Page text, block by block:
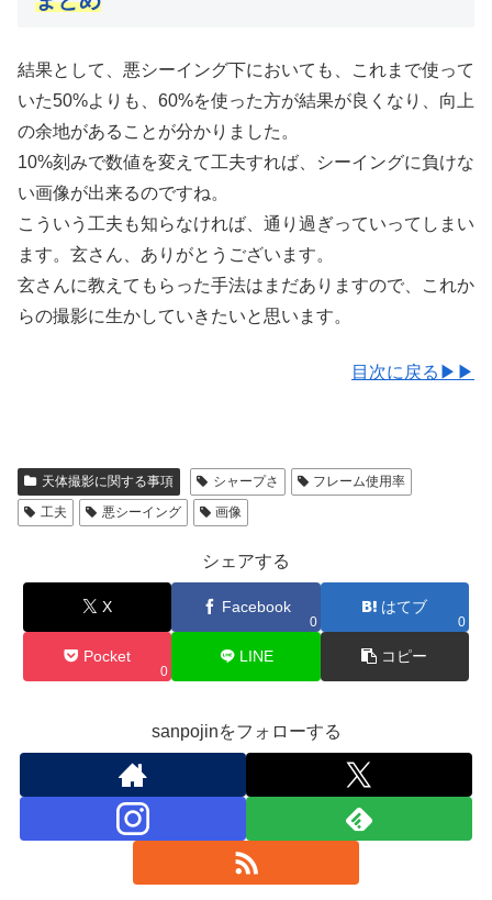
結果として、悪シーイング下においても、これまで使って
いた50%よりも、60%を使った方が結果が良くなり、向上
の余地があることが分かりました。
10%刻みで数値を変えて工夫すれば、シーイングに負けな
い画像が出来るのですね。
こういう工夫も知らなければ、通り過ぎっていってしまい
ます。玄さん、ありがとうございます。
玄さんに教えてもらった手法はまだありますので、これか
らの撮影に生かしていきたいと思います。
目次に戻る▶▶
天体撮影に関する事項 シャープさ
フレーム使用率
工夫
悪シーイング 画像
シェアする
X Facebook
0
はてブ
0
Pocket
0
LINE コピー
sanpojinをフォローする